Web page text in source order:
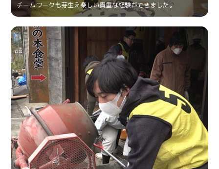
チームワークも芽生え楽しい貴重な経験ができました。